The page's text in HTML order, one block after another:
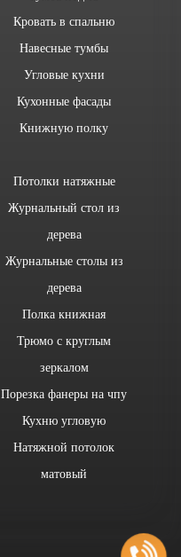
Кровать в спальню
Навесные тумбы
Угловые кухни
Кухонные фасады
Книжную полку
Потолки натяжные
Журнальный стол из
дерева
Журнальные столы из
дерева
Полка книжная
Трюмо с круглым
зеркалом
Порезка фанеры на чпу
Кухню угловую
Натяжной потолок
матовый